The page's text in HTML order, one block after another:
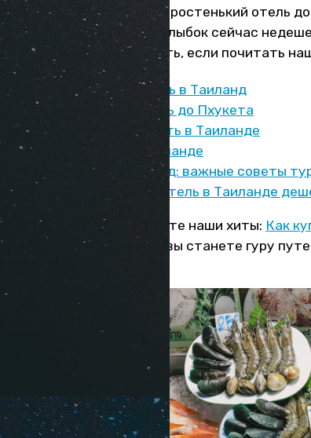
приличный гестхаус или простенький отель
туры и билеты в Страну улыбок сейчас
можно немного сэкономить, если почитать
Как недорого слетать в Таиланд
Как дешево долететь до Пхукета
Как дешево отдохнуть в Таиланде
Всё про отдых в Таиланде
Первый раз в Таиланд: важные советы
Как забронировать отель в Таиланде
Также обязательно изучите наши хиты: Как
купить тур дешевле
! Так вы станете гуру